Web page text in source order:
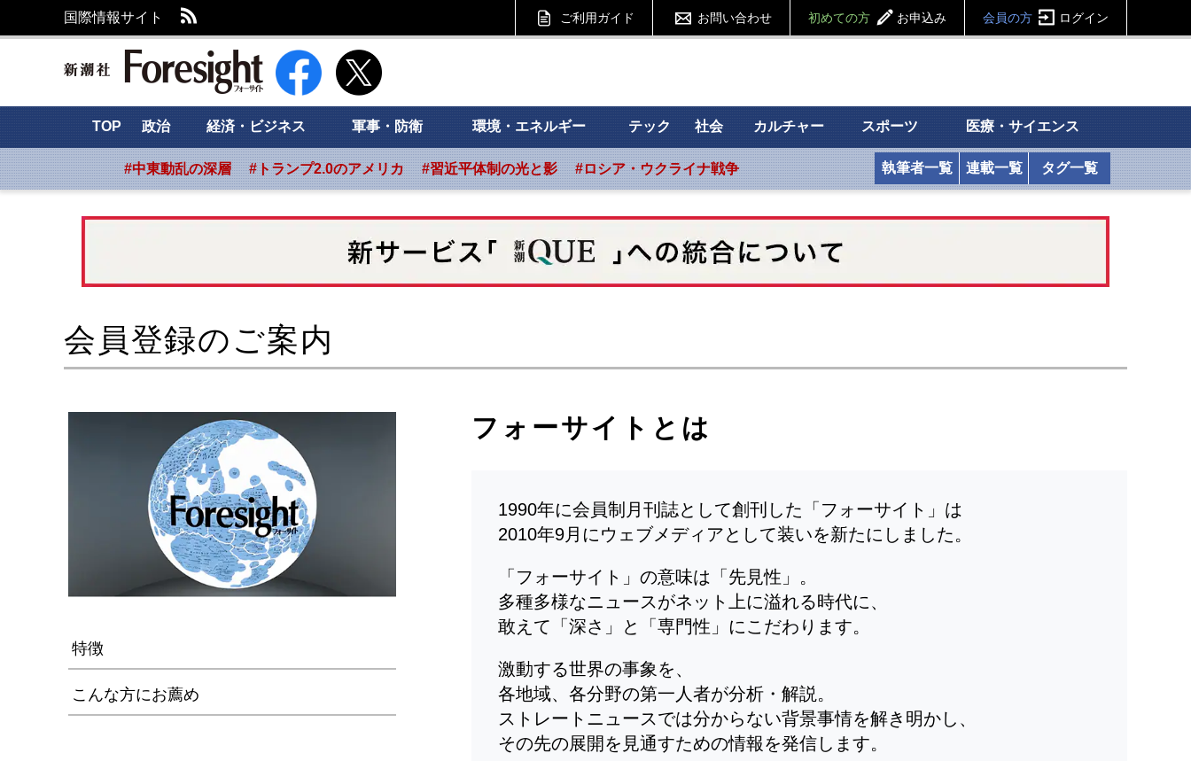
国際情報サイト ご利用ガイド お問い合わせ 初めての方 お申込み 会員の方 ログイン
新潮社 Foresight フォーサイト
TOP 政治 経済・ビジネス 軍事・防衛 環境・エネルギー テック 社会 カルチャー スポーツ 医療・サイエンス
#中東動乱の深層 #トランプ2.0のアメリカ #習近平体制の光と影 #ロシア・ウクライナ戦争 執筆者一覧 連載一覧 タグ一覧
会員登録のご案内
特徴
こんな方にお薦め
フォーサイトとは
1990年に会員制月刊誌として創刊した「フォーサイト」は
2010年9月にウェブメディアとして装いを新たにしました。
「フォーサイト」の意味は「先見性」。
多種多様なニュースがネット上に溢れる時代に、
敢えて「深さ」と「専門性」にこだわります。
激動する世界の事象を、
各地域、各分野の第一人者が分析・解説。
ストレートニュースでは分からない背景事情を解き明かし、
その先の展開を見通すための情報を発信します。